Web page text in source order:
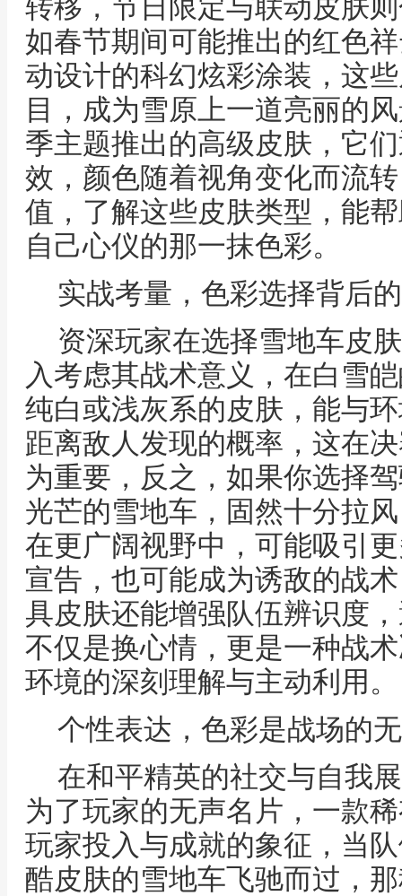
转移，节日限定与联动皮肤
如春节期间可能推出的红色
动设计的科幻炫彩涂装，这
目，成为雪原上一道亮丽的
季主题推出的高级皮肤，它
效，颜色随着视角变化而流
值，了解这些皮肤类型，能
自己心仪的那一抹色彩。
实战考量，色彩选择背后
资深玩家在选择雪地车皮
入考虑其战术意义，在白雪
纯白或浅灰系的皮肤，能与
距离敌人发现的概率，这在
为重要，反之，如果你选择
光芒的雪地车，固然十分拉
在更广阔视野中，可能吸引
宣告，也可能成为诱敌的战
具皮肤还能增强队伍辨识度
不仅是换心情，更是一种战
环境的深刻理解与主动利用。
个性表达，色彩是战场的
在和平精英的社交与自我
为了玩家的无声名片，一款
玩家投入与成就的象征，当
酷皮肤的雪地车飞驰而过，